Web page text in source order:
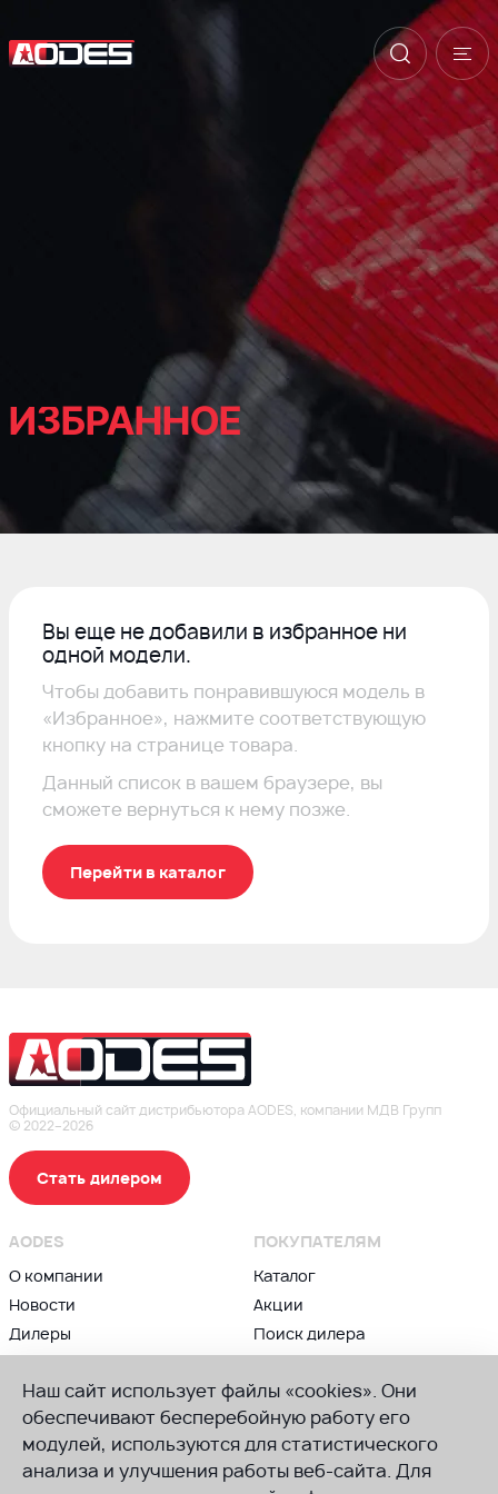
ИЗБРАННОЕ
Вы еще не добавили в избранное ни
одной модели.
Чтобы добавить понравившуюся модель в
«Избранное», нажмите соответствующую
кнопку на странице товара.
Данный список в вашем браузере, вы
сможете вернуться к нему позже.
Перейти в каталог
Наш сайт использует файлы «cookies». Они
обеспечивают бесперебойную работу его
модулей, используются для статистического
анализа и улучшения работы веб-сайта. Для
Официальный сайт дистрибьютора AODES, компании МДВ Групп
© 2022–2026
AODES
О компании
Новости
Дилеры
Контакты
ПОКУПАТЕЛЯМ
Каталог
Акции
Поиск дилера
Блог
ВЛАДЕЛЬЦАМ
Сервис и гарантии
Советы по техническому
обслуживанию
ПРИСОЕДИНЯЙСЯ К AODES
Группа в ВК
Канал в Телеграм
Стать дилером